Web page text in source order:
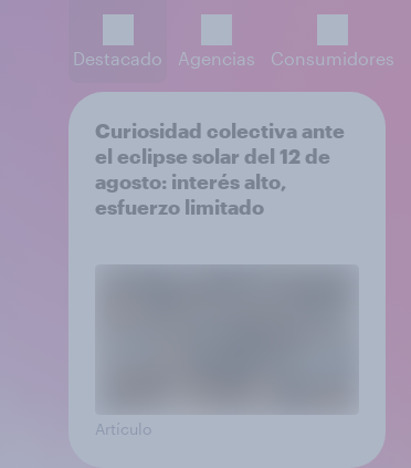
Destacado Agencias Consumidores
Curiosidad colectiva ante
el eclipse solar del 12 de
agosto: interés alto,
esfuerzo limitado
Artículo